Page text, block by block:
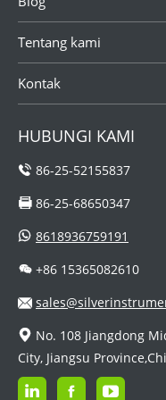
tekanan untuk
mengetahui
rata-rata...
Tentang kami
Kontak
HUBUNGI KAMI
86-25-52155837
86-25-68650347
8618936759191
+86 15365082610
No. 108 Jiangdong
City, Jiangsu